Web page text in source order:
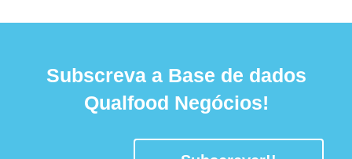
Subscreva a Base de dados
Qualfood Negócios!